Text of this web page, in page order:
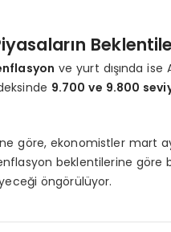
ve yurt dışında ise
9.700 ve 9.800
göre, ekonomistler mart
beklentilerine göre
öngörülüyor.